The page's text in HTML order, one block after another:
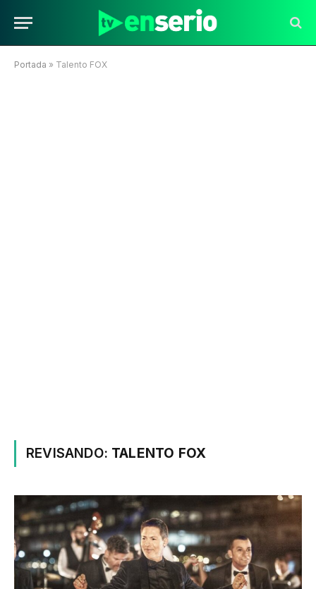
Portada » Talento FOX
REVISANDO: TALENTO FOX